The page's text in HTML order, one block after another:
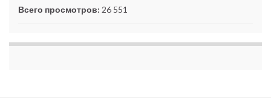
Всего просмотров: 26 551